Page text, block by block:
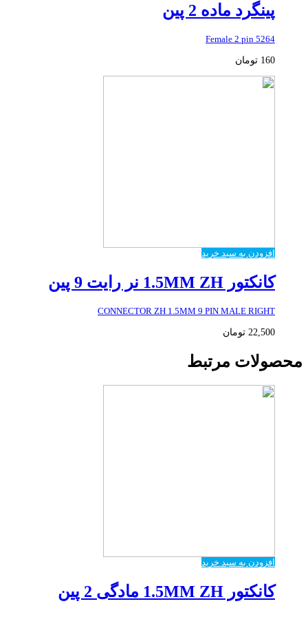
پینگرد ماده 2 پین
5264 Female 2 pin
160 تومان
افزودن به سبد خرید
کانکتور 1.5MM ZH نر رایت 9 پین
CONNECTOR ZH 1.5MM 9 PIN MALE RIGHT
22,500 تومان
محصولات مرتبط
افزودن به سبد خرید
کانکتور 1.5MM ZH مادگی 2 پین